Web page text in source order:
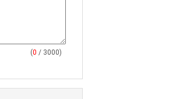
(0 / 3000)